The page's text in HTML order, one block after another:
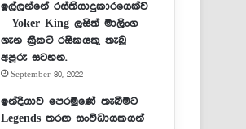
ඉල්ලන්නේ රස්තියාදුකාරයෙක්ව
– Yoker King ලසිත් මාලිංග
ගැන ක්‍රිකට් රසිකයකු තැබු
අපූරු සටහන.
September 30, 2022
ඉන්දියාව පෙරමුණේ තැබීමට
Legends තරඟ සංවිධායකයන්